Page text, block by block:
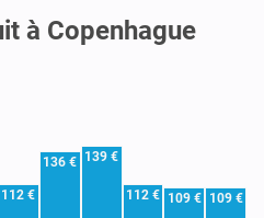
à Copenhague
112 €
136 € 139 €
112 € 109 € 109 €